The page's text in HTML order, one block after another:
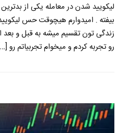
لیکویید شدن در معامله یکی از
بیفته . امیدوارم هیچوقت حس
زندگی تون تقسیم میشه به قبل و بعد
رو تجربه کردم و میخوام تجربیاتم رو